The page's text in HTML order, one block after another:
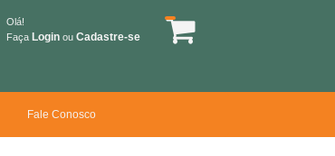
Olá!
Faça Login ou Cadastre-se
Fale Conosco